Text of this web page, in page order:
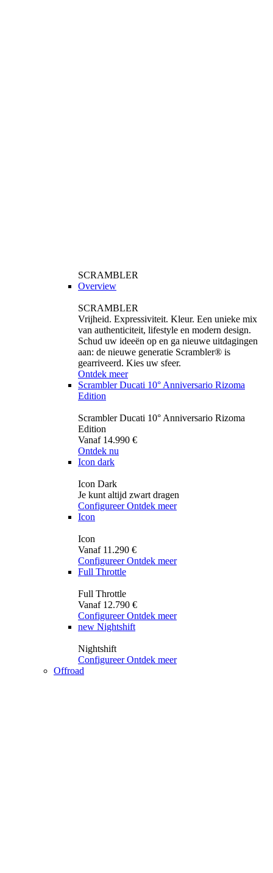
SCRAMBLER
Overview
SCRAMBLER
Vrijheid. Expressiviteit. Kleur. Een unieke mix
van authenticiteit, lifestyle en modern design.
Schud uw ideeën op en ga nieuwe uitdagingen
aan: de nieuwe generatie Scrambler® is
gearriveerd. Kies uw sfeer.
Ontdek meer
Scrambler Ducati 10° Anniversario Rizoma
Edition
Scrambler Ducati 10° Anniversario Rizoma
Edition
Vanaf 14.990 €
Ontdek nu
Icon dark
Icon Dark
Je kunt altijd zwart dragen
Configureer Ontdek meer
Icon
Icon
Vanaf 11.290 €
Configureer Ontdek meer
Full Throttle
Full Throttle
Vanaf 12.790 €
Configureer Ontdek meer
new Nightshift
Nightshift
Configureer Ontdek meer
Offroad